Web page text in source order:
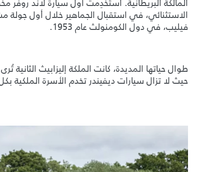
المالكة البريطانية. استُخدِمت أول سيارة لاند
الاستثنائي، في استقبال الجماهير خلال أول جولة
فيليب، في دول الكومنولث عام 1953.
طوال حياتها المديدة، كانت الملكة إليزابيث الثانية
حيث لا تزال سيارات ديفيندر تخدم الأسرة الملكية